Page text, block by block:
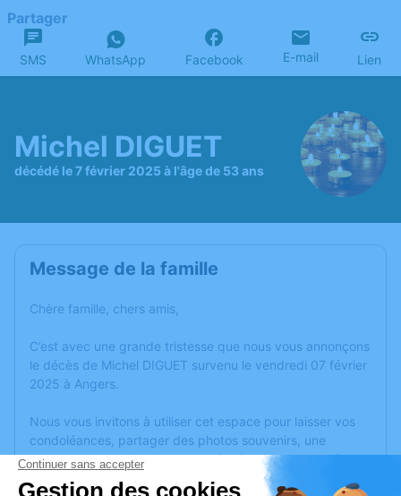
Partager
SMS WhatsApp Facebook E-mail Lien
Michel DIGUET
décédé le 7 février 2025 à l'âge de 53 ans
Message de la famille
Chère famille, chers amis,
C’est avec une grande tristesse que nous vous annonçons
le décès de Michel DIGUET survenu le vendredi 07 février
2025 à Angers.
Nous vous invitons à utiliser cet espace pour laisser vos
condoléances, partager des photos souvenirs, une
anecdote ou exprimer vos pensées à travers des poèmes
ou des textes. Cet endroit est un lieu d'expression dédié à